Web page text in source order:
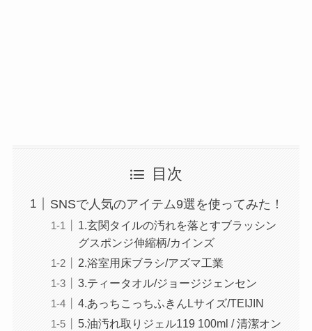
目次
SNSで人気のアイテム9選を使ってみた！
1.玄関タイルの汚れを落とすブラッシン
グスポンジ伸縮柄/カインズ
2.浴室用床ブラシ/アズマ工業
3.ティータオル/ジョージジェンセン
4.あっちこっちふきんLサイズ/TEIJIN
5.油汚れ取りジェル119 100ml / 清潔オン